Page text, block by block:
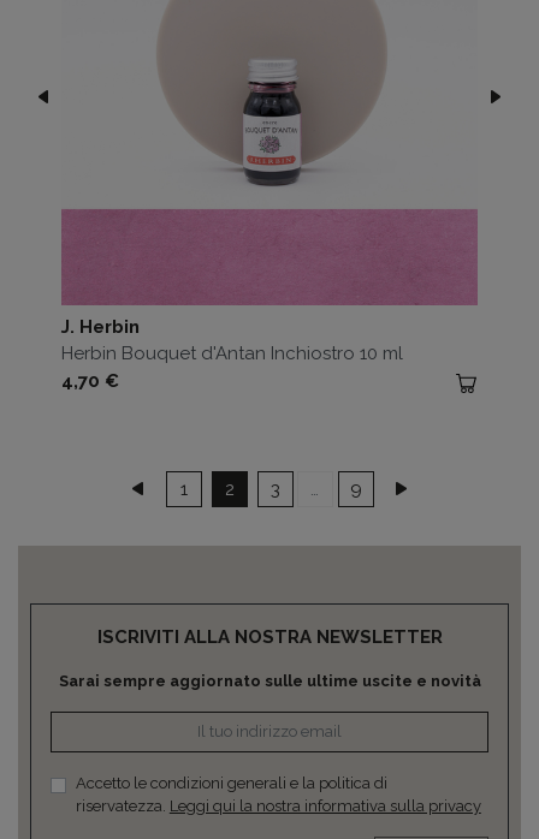
J. Herbin
Herbin Bouquet d'Antan Inchiostro 10 ml
Prezzo
4,70 €
Precedente
1 2 3 … 9 Successivo
ISCRIVITI ALLA NOSTRA NEWSLETTER
Sarai sempre aggiornato sulle ultime uscite e novità
Accetto le condizioni generali e la politica di
riservatezza. Leggi qui la nostra informativa sulla privacy